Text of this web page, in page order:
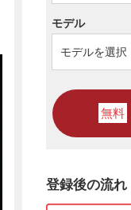
モデル
無料
登録後の流れ